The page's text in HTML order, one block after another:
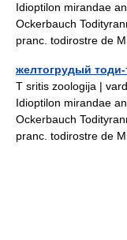
Idioptilon mirandae
Ockerbauch
pranc. todirostre de
желтогрудый тоди-
T sritis zoologija |
Idioptilon mirandae
Ockerbauch
pranc. todirostre de